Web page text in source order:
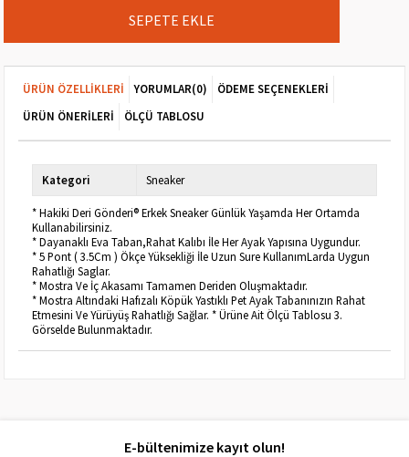
ÜRÜN ÖZELLIKLERI YORUMLAR(0)
ÖDEME SEÇENEKLERI
ÜRÜN ÖNERILERI
ÖLÇÜ TABLOSU
Kategori Sneaker
* Hakiki Deri Gönderi® Erkek Sneaker Günlük Yaşamda Her Ortamda
Kullanabilirsiniz.
* Dayanaklı Eva Taban,Rahat Kalıbı İle Her Ayak Yapısına Uygundur.
* 5 Pont ( 3.5Cm ) Ökçe Yüksekliği İle Uzun Sure KullanımLarda Uygun
Rahatlığı Saglar.
* Mostra Ve İç Akasamı Tamamen Deriden Oluşmaktadır.
* Mostra Altındaki Hafızalı Köpük Yastıklı Pet Ayak Tabanınızın Rahat
Etmesini Ve Yürüyüş Rahatlığı Sağlar. * Ürüne Ait Ölçü Tablosu 3.
Görselde Bulunmaktadır.
E-bültenimize kayıt olun!